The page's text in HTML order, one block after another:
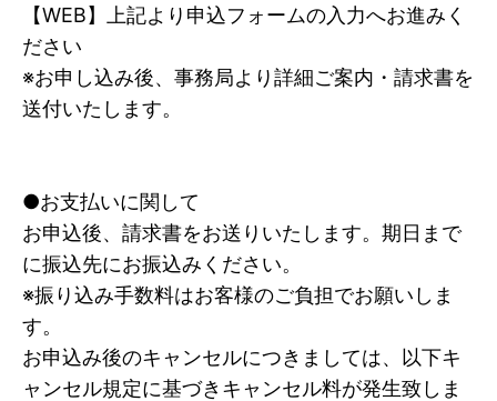
【WEB】上記より申込フォームの入力へお進みく
ださい
※お申し込み後、事務局より詳細ご案内・請求書を
送付いたします。
●お支払いに関して
お申込後、請求書をお送りいたします。期日まで
に振込先にお振込みください。
※振り込み手数料はお客様のご負担でお願いしま
す。
お申込み後のキャンセルにつきましては、以下キ
ャンセル規定に基づきキャンセル料が発生致しま